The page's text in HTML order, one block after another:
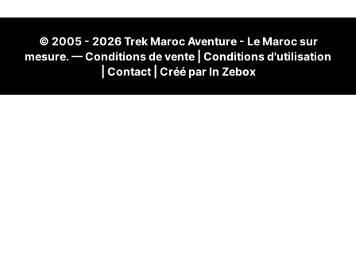
© 2005 - 2026 Trek Maroc Aventure - Le Maroc sur
mesure.—Conditions de vente
Conditions d'utilisation
Contact Créé parIn Zebox